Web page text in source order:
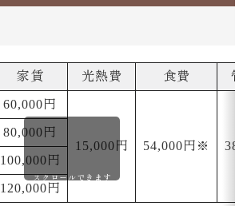
家賃 光熱費 食費 管
60,000円
15,000円 54,000円※
80,000円
100,000円
120,000円
スクロールできます